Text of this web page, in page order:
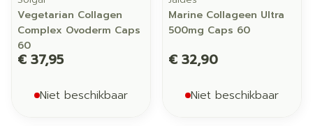
Vegetarian Collagen
Complex Ovoderm Caps
60
€ 37,95
Niet beschikbaar
Marine Collageen Ultra
500mg Caps 60
€ 32,90
Niet beschikbaar